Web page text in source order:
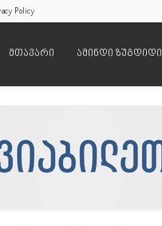
Policy
მთავარი ამინდი ზუგდიდი